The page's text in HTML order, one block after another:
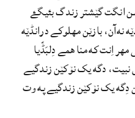
انگت گێشتر زندگ بئیگۓ
نه‌آن، بازێن مھلوکے درانڈێه
اِنت که منا ھمے دِلبَڈّیا
نبیت، دگه یک نۆکێن زندگیے
دِگه یک نۆکێن زندگیے په وت